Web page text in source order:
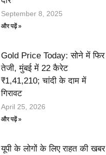
September 8, 2025
और पढ़ें »
Gold Price Today: सोने में फिर
तेजी, मुंबई में 22 कैरेट
₹1,41,210; चांदी के दाम में
गिरावट
April 25, 2026
और पढ़ें »
यूपी के लोगों के लिए राहत की खबर